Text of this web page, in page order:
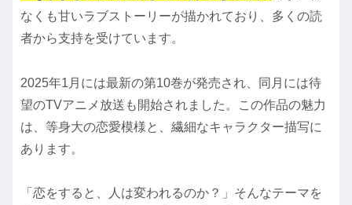
なくも甘いラブストーリーが描かれており、多くの読
者から支持を受けています。
2025年1月には最新の第10巻が発売され、同月には待
望のTVアニメ放送も開始されました。この作品の魅力
は、等身大の恋愛模様と、繊細なキャラクター描写に
あります。
「恋をすると、人は変われるのか？」そんなテーマを